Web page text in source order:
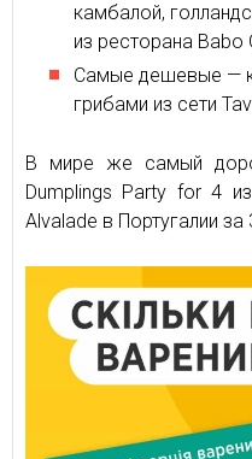
камбалой,
из ресторана Babo
Самые дешевые —
грибами из сети
В мире же самый
Dumplings Party for 4
Alvalade в Португалии за